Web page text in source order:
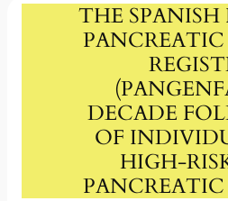
THE
DECADE
OF
HIGH-